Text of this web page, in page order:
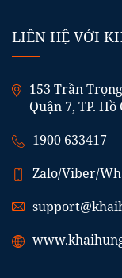
LIÊN HỆ VỚI
153 Trần
Quận 7, TP.
1900 633417
Zalo/Viber/